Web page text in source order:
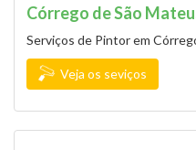
Córrego de São
Serviços de Pintor em
Veja os seviços